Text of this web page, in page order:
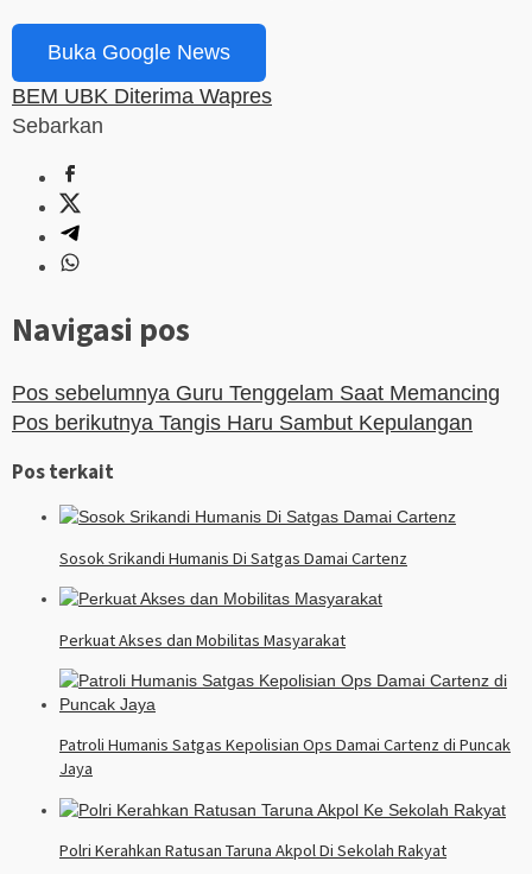
Buka Google News
BEM UBK Diterima Wapres
Sebarkan
Navigasi pos
Pos sebelumnya Guru Tenggelam Saat Memancing
Pos berikutnya Tangis Haru Sambut Kepulangan
Pos terkait
Sosok Srikandi Humanis Di Satgas Damai Cartenz
Perkuat Akses dan Mobilitas Masyarakat
Patroli Humanis Satgas Kepolisian Ops Damai Cartenz di Puncak
Jaya
Polri Kerahkan Ratusan Taruna Akpol Di Sekolah Rakyat